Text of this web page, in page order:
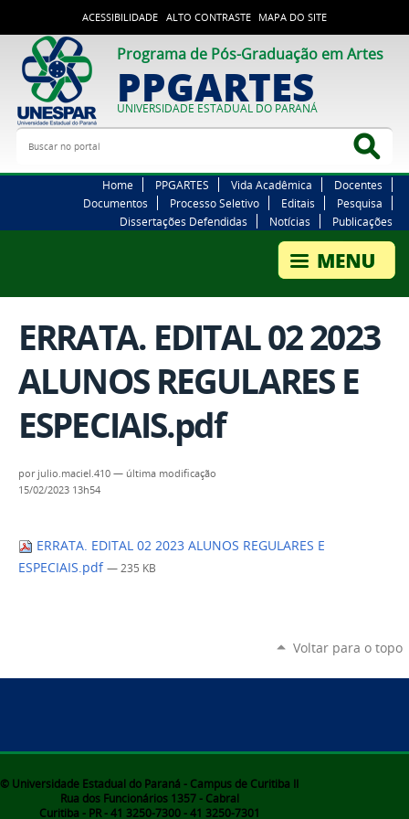
ACESSIBILIDADE ALTO CONTRASTE MAPA DO SITE
Programa de Pós-Graduação em Artes
PPGARTES
UNIVERSIDADE ESTADUAL DO PARANÁ
Buscar no portal
Home PPGARTES Vida Acadêmica
Docentes
Documentos
Processo Seletivo Editais
Pesquisa
Dissertações Defendidas
Notícias Publicações
ERRATA. EDITAL 02 2023
ALUNOS REGULARES E
ESPECIAIS.pdf
por julio.maciel.410 — última modificação
15/02/2023 13h54
ERRATA. EDITAL 02 2023 ALUNOS REGULARES E
ESPECIAIS.pdf — 235 KB
Voltar para o topo
© Universidade Estadual do Paraná - Campus de Curitiba II
Rua dos Funcionários 1357 - Cabral
Curitiba - PR - 41 3250-7300 - 41 3250-7301